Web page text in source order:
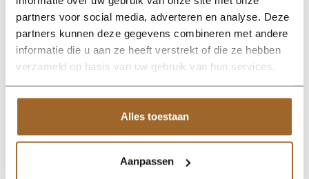
partners voor social media, adverteren en analyse. Deze
partners kunnen deze gegevens combineren met andere
informatie die u aan ze heeft verstrekt of die ze hebben
verzameld op basis van uw gebruik van hun services.
Alles toestaan
Aanpassen
Neem voor levering in Belgie even contact met ons op.
Gezien de afmetingen gelden hiervoor andere tarieven.
Neem contact op of bezoek de showroom!
Stel je vraag